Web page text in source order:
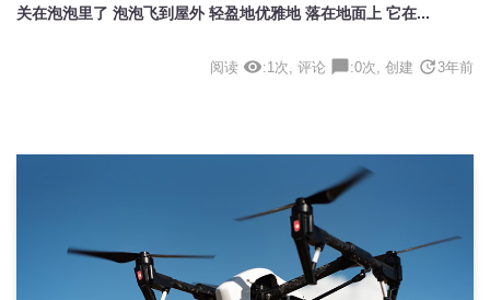
关在泡泡里了 泡泡飞到屋外 轻盈地优雅地 落在地面上 它在...
阅读 visibility:1次, 评论 chat_bubble:0次, 创建 update 3年前